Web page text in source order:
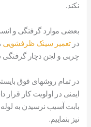
نکند.
بعضی موارد گرفتگی و
درتعمیر سینک ظرفشویی
چربی و لجن دچار گرفتگی
در تمام روشهای فوق
ایمنی در اولویت کار
بابت آسیب نرسیدن به
نیز بنماییم.